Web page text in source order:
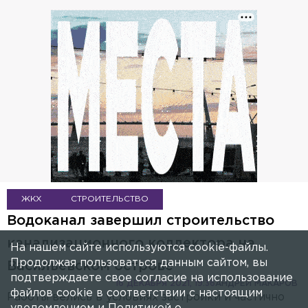
ЖКХ СТРОИТЕЛЬСТВО
Водоканал завершил строительство
канализационного коллектора на
Васильевском острове
Работы велись в условиях застройки и частично
На нашем сайте используются cookie-файлы.
Продолжая пользоваться данным сайтом, вы
подтверждаете свое согласие на использование
файлов cookie в соответствии с настоящим